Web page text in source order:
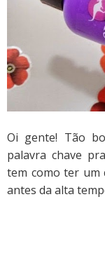
Oi gente! Tão
palavra chave
tem como ter um
antes da alta